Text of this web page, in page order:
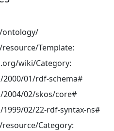
ontology/
Template:
wiki/Category:
01/rdf-schema#
02/skos/core#
02/22-rdf-syntax-ns#
Category: